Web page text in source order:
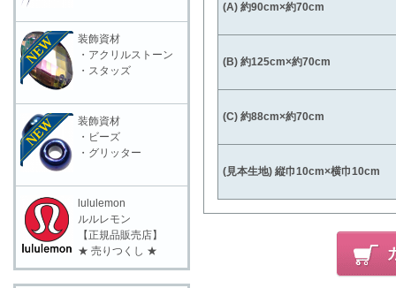
(A) 約90cm×約70cm
(B) 約125cm×約70cm
(C) 約88cm×約70cm
(見本生地) 縦巾10cm×横巾10cm
装飾資材
・アクリルストーン
・スタッズ
装飾資材
・ビーズ
・グリッター
lululemon
ルルレモン
【正規品販売店】
★ 売りつくし ★